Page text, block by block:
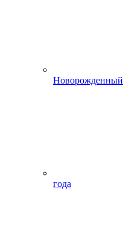
Новорожденный
года